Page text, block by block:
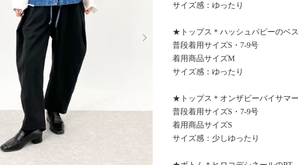
サイズ感：ゆったり
★トップス＊ハッシュパピーのベ
普段着用サイズS・7-9号
着用商品サイズM
サイズ感：ゆったり
★トップス＊オンザビーバイサマ
普段着用サイズS・7-9号
着用商品サイズS
サイズ感：少しゆったり